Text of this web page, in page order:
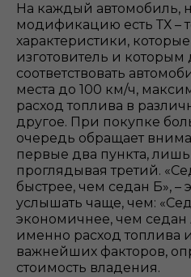
На каждый автомобиль,
модификацию есть ТХ –
характеристики,
изготовитель и которым
соответствовать
места до 100 км/ч,
расход топлива в
другое. При покупке
очередь обращает
первые два пункта,
проглядывая третий.
быстрее, чем седан Б», –
услышать чаще, чем:
экономичнее, чем седан
именно расход топлива
важнейших факторов,
стоимость владения.